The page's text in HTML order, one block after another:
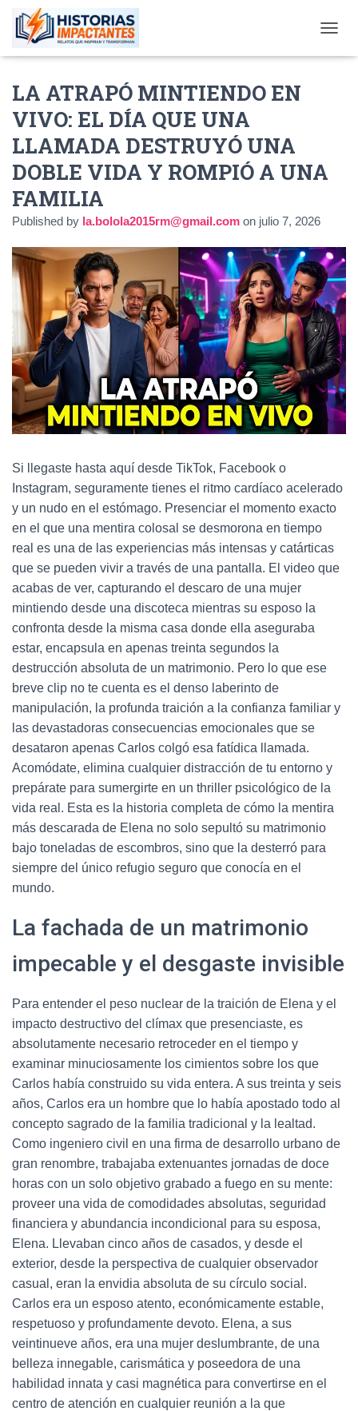
LA ATRAPÓ MINTIENDO EN
VIVO: EL DÍA QUE UNA
LLAMADA DESTRUYÓ UNA
DOBLE VIDA Y ROMPIÓ A UNA
FAMILIA
Published by la.bolola2015rm@gmail.com on julio 7, 2026
Si llegaste hasta aquí desde TikTok, Facebook o
Instagram, seguramente tienes el ritmo cardíaco acelerado
y un nudo en el estómago. Presenciar el momento exacto
en el que una mentira colosal se desmorona en tiempo
real es una de las experiencias más intensas y catárticas
que se pueden vivir a través de una pantalla. El video que
acabas de ver, capturando el descaro de una mujer
mintiendo desde una discoteca mientras su esposo la
confronta desde la misma casa donde ella aseguraba
estar, encapsula en apenas treinta segundos la
destrucción absoluta de un matrimonio. Pero lo que ese
breve clip no te cuenta es el denso laberinto de
manipulación, la profunda traición a la confianza familiar y
las devastadoras consecuencias emocionales que se
desataron apenas Carlos colgó esa fatídica llamada.
Acomódate, elimina cualquier distracción de tu entorno y
prepárate para sumergirte en un thriller psicológico de la
vida real. Esta es la historia completa de cómo la mentira
más descarada de Elena no solo sepultó su matrimonio
bajo toneladas de escombros, sino que la desterró para
siempre del único refugio seguro que conocía en el
mundo.
La fachada de un matrimonio
impecable y el desgaste invisible
Para entender el peso nuclear de la traición de Elena y el
impacto destructivo del clímax que presenciaste, es
absolutamente necesario retroceder en el tiempo y
examinar minuciosamente los cimientos sobre los que
Carlos había construido su vida entera. A sus treinta y seis
años, Carlos era un hombre que lo había apostado todo al
concepto sagrado de la familia tradicional y la lealtad.
Como ingeniero civil en una firma de desarrollo urbano de
gran renombre, trabajaba extenuantes jornadas de doce
horas con un solo objetivo grabado a fuego en su mente:
proveer una vida de comodidades absolutas, seguridad
financiera y abundancia incondicional para su esposa,
Elena. Llevaban cinco años de casados, y desde el
exterior, desde la perspectiva de cualquier observador
casual, eran la envidia absoluta de su círculo social.
Carlos era un esposo atento, económicamente estable,
respetuoso y profundamente devoto. Elena, a sus
veintinueve años, era una mujer deslumbrante, de una
belleza innegable, carismática y poseedora de una
habilidad innata y casi magnética para convertirse en el
centro de atención en cualquier reunión a la que